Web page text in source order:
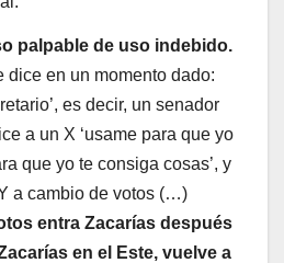
palpable de uso indebido.
dice en un momento dado:
es decir, un senador
a un X ‘usame para que yo
que yo te consiga cosas’, y
a cambio de votos (…)
entra Zacarías después
en el Este, vuelve a